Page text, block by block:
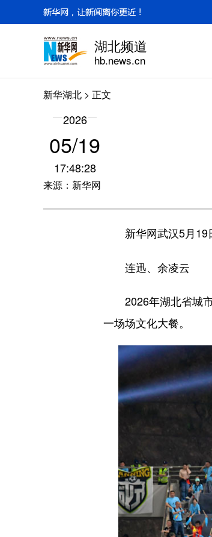
湖北频道
hb.news.cn
新华湖北 > 正文
2026
05/19
17:48:28
来源：新华网
新华网武汉5月19
连迅、余凌云
2026年湖北省城市
一场场文化大餐。